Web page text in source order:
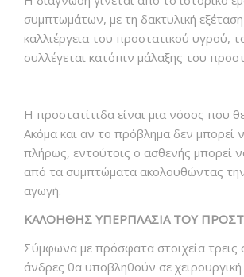
συμπτωμάτων, με τη δακτυλική εξέταση
καλλιέργεια του προστατικού υγρού,
συλλέγεται κατόπιν μάλαξης του
Η προστατίτιδα είναι μια νόσος που
Ακόμα και αν το πρόβλημα δεν μπορεί
πλήρως, εντούτοις ο ασθενής μπορεί
από τα συμπτώματα ακολουθώντας
αγωγή.
ΚΑΛΟΗΘΗΣ ΥΠΕΡΠΛΑΣΙΑ ΤΟΥ
Σύμφωνα με πρόσφατα στοιχεία τρεις
άνδρες θα υποβληθούν σε